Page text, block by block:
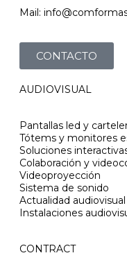
Mail:
CONTACTO
AUDIOVISUAL
Pantallas led y
Tótems y monitores
Soluciones
Colaboración y
Videoproyección
Sistema de sonido
Actualidad audiovisual
Instalaciones
CONTRACT